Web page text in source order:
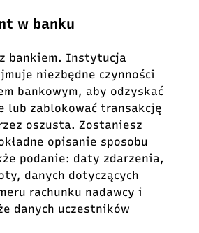
w banku
bankiem. Instytucja
niezbędne czynności
bankowym, aby odzyskać
lub zablokować transakcję
oszusta. Zostaniesz
opisanie sposobu
podanie: daty zdarzenia,
danych dotyczących
rachunku nadawcy i
danych uczestników